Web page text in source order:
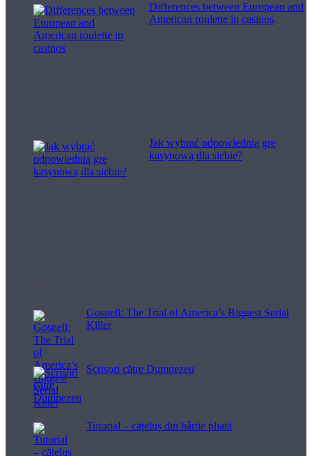
Differences between European and
American roulette in casinos
Jak wybrać odpowiednią grę
kasynową dla siebie?
Gosnell: The Trial of America’s Biggest Serial
Killer
Scrisori către Dumnezeu
Tutorial – cățeluș din hârtie pliată